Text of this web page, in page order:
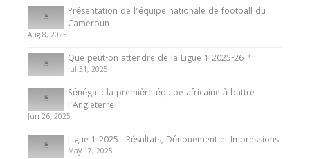
Tout ce que vous devez savoir sur la Coupe
d’Afrique des Nations
10 May 2024
Internationales
Présentation de l’équipe nationale de football
du Cameroun
8 August 2025
Présentation de l’équipe nationale de football du
Cameroun
Aug 8, 2025
Que peut-on attendre de la Ligue 1 2025-26 ?
Jul 31, 2025
Sénégal : la première équipe africaine à battre
l’Angleterre
Jun 26, 2025
Ligue 1 2025 : Résultats, Dénouement et Impressions
May 17, 2025